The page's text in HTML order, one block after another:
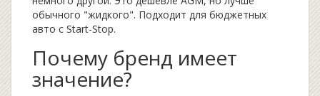
обычного "жидкого". Подходит для бюджетных
авто с Start-Stop.
Почему бренд имеет
значение?